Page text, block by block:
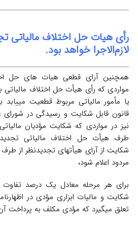
رأی هیات حل اختلاف مالیاتی
لازم‌الاجرا خواهد بود.
همچنین آرای قطعی هیات های حل
مواردی که رأی هیأت حل اختلاف
قانون قابل شکایت و رسیدگی در شورای
نیز در مواردی که شکایت مؤدیان
طرف هیأت حل اختلاف مالیاتی
شکایت از آرای هیأتهای تجدیدنظر از
مردود اعلام شود،
برای هر مرحله معادل یک درصد
شکایت و مالیات ابزاری مؤدی در
تعلق میگیرد که مؤدی مکلف به پرداخت